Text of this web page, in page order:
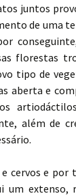
juntos
de uma
florestas
tipo de
aberta e
além de
cervos e por
um